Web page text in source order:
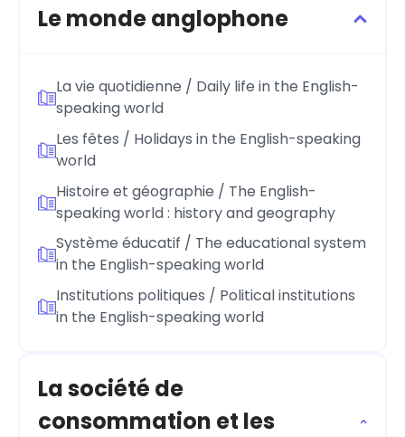
Le monde anglophone
La vie quotidienne / Daily life in the English-
speaking world
Les fêtes / Holidays in the English-speaking
world
Histoire et géographie / The English-
speaking world : history and geography
Système éducatif / The educational system
in the English-speaking world
Institutions politiques / Political institutions
in the English-speaking world
La société de
consommation et les